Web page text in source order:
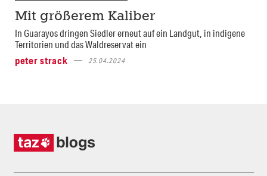
Mit größerem Kaliber
In Guarayos dringen Siedler erneut auf ein Landgut, in indigene
Territorien und das Waldreservat ein
peter strack
25.04.2024